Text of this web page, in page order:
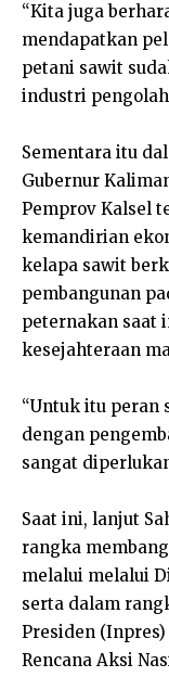
“Kita juga
mendapatkan
petani sawit
industri
Sementara itu
Gubernur
Pemprov Kalsel
kemandirian
kelapa sawit
pembangunan
peternakan saat
kesejahteraan
“Untuk itu peran
dengan
sangat
Saat ini, lanjut
rangka
melalui melalui
serta dalam
Presiden (Inpres)
Rencana Aksi